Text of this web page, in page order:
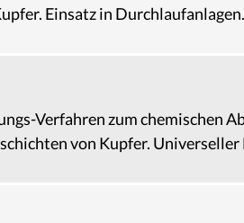
Einsatz in Durchlaufanlagen.
Verfahren zum chemischen
von Kupfer. Universeller